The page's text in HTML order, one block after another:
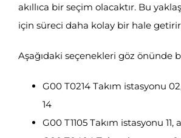
akıllıca bir seçim olacaktır. Bu
için süreci daha kolay bir hale
Aşağıdaki seçenekleri göz önünde
G00 T0214 Takım istasyonu
14
G00 T1105 Takım istasyonu 11,